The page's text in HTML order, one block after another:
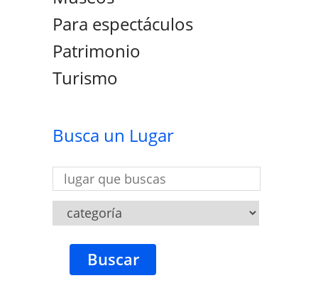
Para espectáculos
Patrimonio
Turismo
Busca un Lugar
Buscar